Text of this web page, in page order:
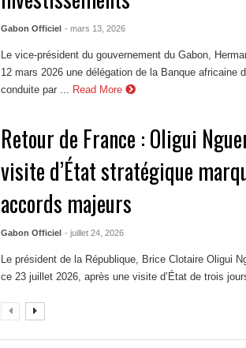
Gabon Officiel - mars 13, 2026
Le vice-président du gouvernement du Gabon,
12 mars 2026 une délégation de la Banque africaine
conduite par ... Read More
Retour de France : Oligui
visite d’État stratégique
accords majeurs
Gabon Officiel - juillet 24, 2026
Le président de la République, Brice Clotaire Oligui
ce 23 juillet 2026, après une visite d’État de trois